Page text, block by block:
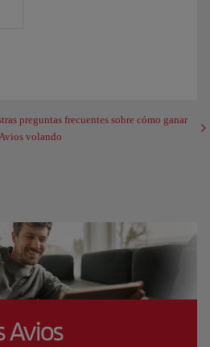
preguntas frecuentes sobre cómo ganar
volando
Avios